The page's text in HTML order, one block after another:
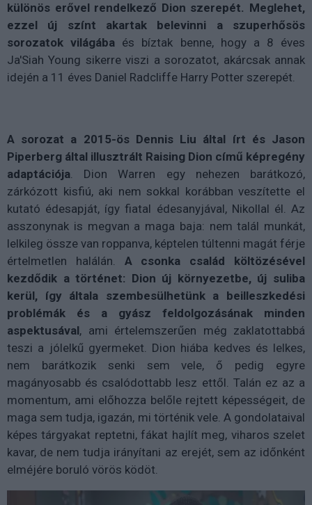
különös erővel rendelkező Dion szerepét. Meglehet,
ezzel új színt akartak belevinni a szuperhősös
sorozatok világába és bíztak benne, hogy a 8 éves
Ja'Siah Young sikerre viszi a sorozatot, akárcsak annak
idején a 11 éves Daniel Radcliffe Harry Potter szerepét.
A sorozat a 2015-ös Dennis Liu által írt és Jason
Piperberg által illusztrált Raising Dion című képregény
adaptációja. Dion Warren egy nehezen barátkozó,
zárkózott kisfiú, aki nem sokkal korábban veszítette el
kutató édesapját, így fiatal édesanyjával, Nikollal él. Az
asszonynak is megvan a maga baja: nem talál munkát,
lelkileg össze van roppanva, képtelen túltenni magát férje
értelmetlen halálán. A csonka család költözésével
kezdődik a történet: Dion új környezetbe, új suliba
kerül, így általa szembesülhetünk a beilleszkedési
problémák és a gyász feldolgozásának minden
aspektusával, ami értelemszerűen még zaklatottabbá
teszi a jólelkű gyermeket. Dion hiába kedves és lelkes,
nem barátkozik senki sem vele, ő pedig egyre
magányosabb és csalódottabb lesz ettől. Talán ez az a
momentum, ami előhozza belőle rejtett képességeit, de
maga sem tudja, igazán, mi történik vele. A gondolataival
képes tárgyakat reptetni, fákat hajlít meg, viharos szelet
kavar, de nem tudja irányítani az erejét, sem az időnként
elméjére boruló vörös ködöt.